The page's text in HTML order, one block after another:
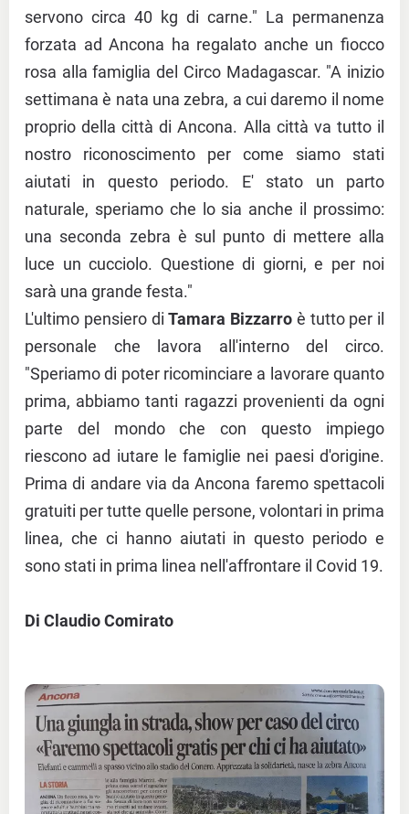
servono circa 40 kg di carne." La permanenza
forzata ad Ancona ha regalato anche un fiocco
rosa alla famiglia del Circo Madagascar. "A inizio
settimana è nata una zebra, a cui daremo il nome
proprio della città di Ancona. Alla città va tutto il
nostro riconoscimento per come siamo stati
aiutati in questo periodo. E' stato un parto
naturale, speriamo che lo sia anche il prossimo:
una seconda zebra è sul punto di mettere alla
luce un cucciolo. Questione di giorni, e per noi
sarà una grande festa."
L'ultimo pensiero diTamara Bizzarro è tutto per il
personale che lavora all'interno del circo.
"Speriamo di poter ricominciare a lavorare quanto
prima, abbiamo tanti ragazzi provenienti da ogni
parte del mondo che con questo impiego
riescono ad iutare le famiglie nei paesi d'origine.
Prima di andare via da Ancona faremo spettacoli
gratuiti per tutte quelle persone, volontari in prima
linea, che ci hanno aiutati in questo periodo e
sono stati in prima linea nell'affrontare il Covid 19.
Di Claudio Comirato